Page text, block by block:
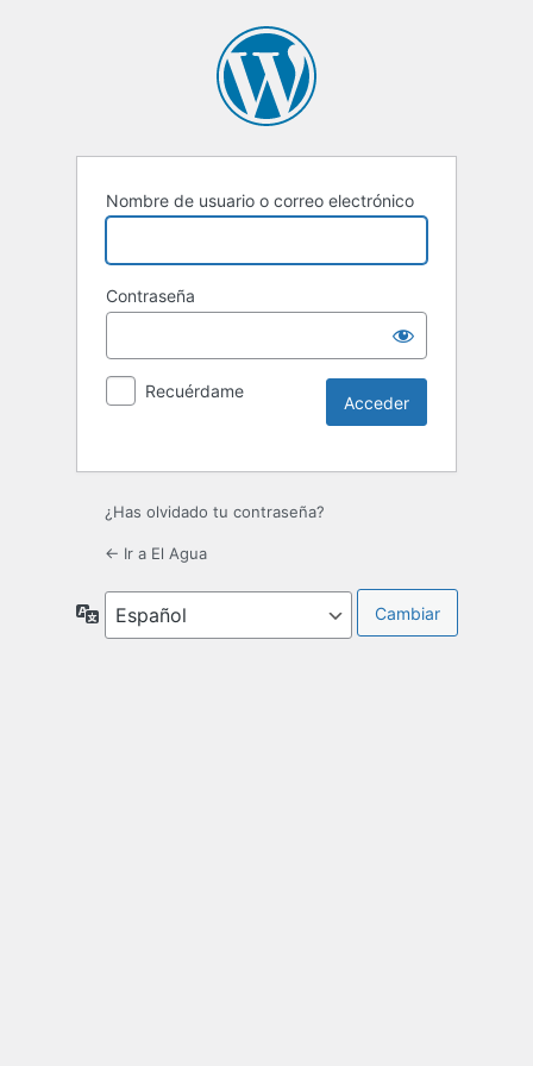
Nombre de usuario o correo electrónico
Contraseña
Recuérdame
¿Has olvidado tu contraseña?
← Ir a El Agua
Idioma